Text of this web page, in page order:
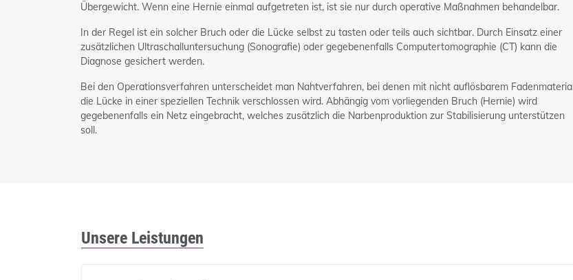
Übergewicht. Wenn eine Hernie einmal aufgetreten ist, ist sie nur durch operative Maßnahmen behandelbar.
In der Regel ist ein solcher Bruch oder die Lücke selbst zu tasten oder teils auch sichtbar. Durch Einsatz einer
zusätzlichen Ultraschalluntersuchung (Sonografie) oder gegebenenfalls Computertomographie (CT) kann die
Diagnose gesichert werden.
Bei den Operationsverfahren unterscheidet man Nahtverfahren, bei denen mit nicht auflösbarem Fadenmaterial
die Lücke in einer speziellen Technik verschlossen wird. Abhängig vom vorliegenden Bruch (Hernie) wird
gegebenenfalls ein Netz eingebracht, welches zusätzlich die Narbenproduktion zur Stabilisierung unterstützen
soll.
Unsere Leistungen